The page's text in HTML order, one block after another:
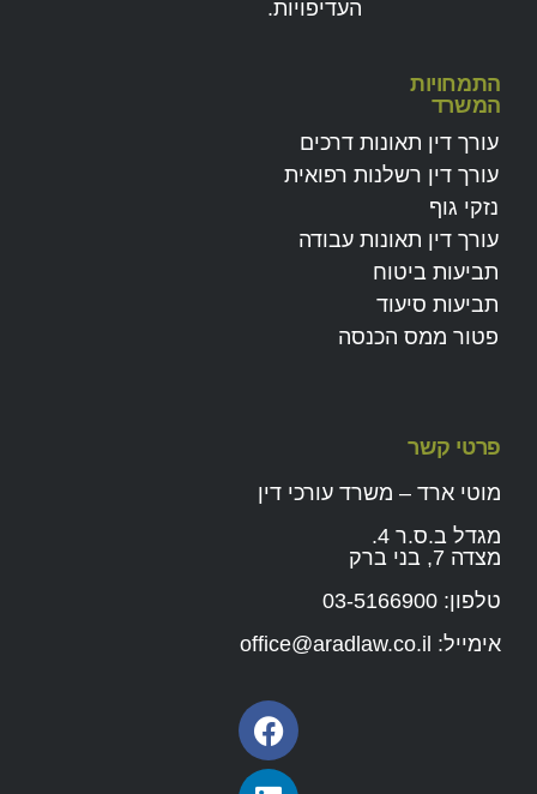
העדיפויות.
התמחויות
המשרד
עורך דין תאונות דרכים
עורך דין רשלנות רפואית
נזקי גוף
עורך דין תאונות עבודה
תביעות ביטוח
תביעות סיעוד
פטור ממס הכנסה
פרטי קשר
מוטי ארד – משרד עורכי דין
מגדל ב.ס.ר 4.
מצדה 7, בני ברק
טלפון: 03-5166900
אימייל: office@aradlaw.co.il